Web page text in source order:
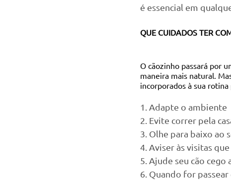
é essencial em
QUE CUIDADOS TER
O cãozinho passará por
maneira mais natural.
incorporados à sua
1. Adapte o ambiente
2. Evite correr pela
3. Olhe para baixo ao
4. Aviser às visitas
5. Ajude seu cão
6. Quando for passear